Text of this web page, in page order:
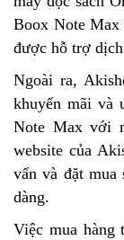
Boox Note Max
được hỗ trợ
Ngoài ra,
khuyến mãi và
Note Max với
website của
vấn và đặt mua
dàng.
Việc mua hàng